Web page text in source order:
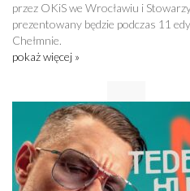
przez OKiS we Wrocławiu i
prezentowany będzie podczas 11
Chełmnie.
pokaż więcej »